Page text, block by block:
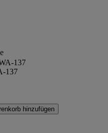
137
hinzufügen